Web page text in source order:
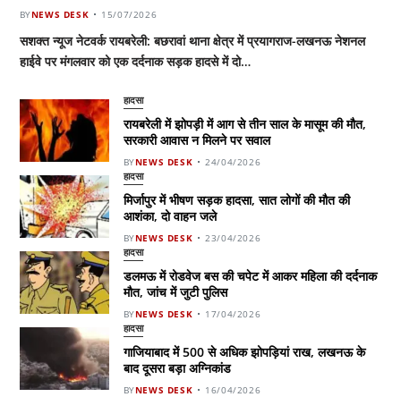
BYNEWS DESK 15/07/2026
सशक्त न्यूज नेटवर्क रायबरेली: बछरावां थाना क्षेत्र में प्रयागराज-लखनऊ नेशनल
हाईवे पर मंगलवार को एक दर्दनाक सड़क हादसे में दो…
हादसा
रायबरेली में झोपड़ी में आग से तीन साल के मासूम की मौत,
सरकारी आवास न मिलने पर सवाल
BYNEWS DESK 24/04/2026
हादसा
मिर्जापुर में भीषण सड़क हादसा, सात लोगों की मौत की
आशंका, दो वाहन जले
BYNEWS DESK 23/04/2026
हादसा
डलमऊ में रोडवेज बस की चपेट में आकर महिला की दर्दनाक
मौत, जांच में जुटी पुलिस
BYNEWS DESK 17/04/2026
हादसा
गाजियाबाद में 500 से अधिक झोपड़ियां राख, लखनऊ के
बाद दूसरा बड़ा अग्निकांड
BYNEWS DESK 16/04/2026